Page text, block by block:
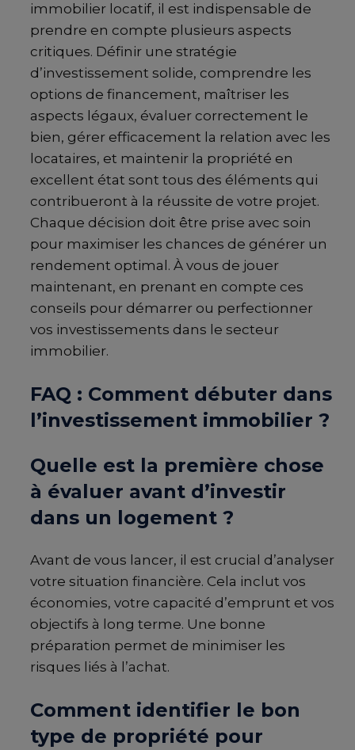
immobilier locatif, il est indispensable de
prendre en compte plusieurs aspects
critiques. Définir une stratégie
d’investissement solide, comprendre les
options de financement, maîtriser les
aspects légaux, évaluer correctement le
bien, gérer efficacement la relation avec les
locataires, et maintenir la propriété en
excellent état sont tous des éléments qui
contribueront à la réussite de votre projet.
Chaque décision doit être prise avec soin
pour maximiser les chances de générer un
rendement optimal. À vous de jouer
maintenant, en prenant en compte ces
conseils pour démarrer ou perfectionner
vos investissements dans le secteur
immobilier.
FAQ : Comment débuter dans
l’investissement immobilier ?
Quelle est la première chose
à évaluer avant d’investir
dans un logement ?
Avant de vous lancer, il est crucial d’analyser
votre situation financière. Cela inclut vos
économies, votre capacité d’emprunt et vos
objectifs à long terme. Une bonne
préparation permet de minimiser les
risques liés à l’achat.
Comment identifier le bon
type de propriété pour